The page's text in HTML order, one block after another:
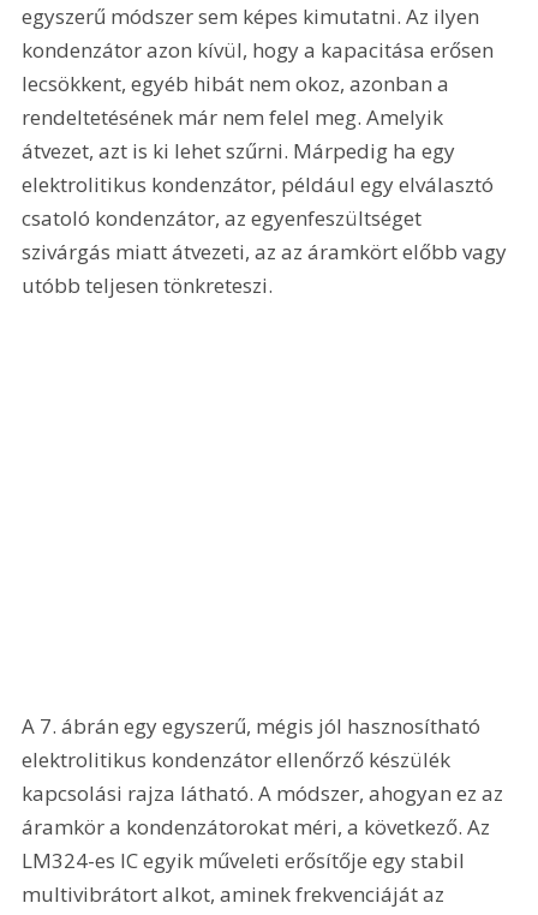
egyszerű módszer sem képes kimutatni. Az ilyen
kondenzátor azon kívül, hogy a kapacitása erősen
lecsökkent, egyéb hibát nem okoz, azonban a
rendeltetésének már nem felel meg. Amelyik
átvezet, azt is ki lehet szűrni. Márpedig ha egy
elektrolitikus kondenzátor, például egy elválasztó
csatoló kondenzátor, az egyenfeszültséget
szivárgás miatt átvezeti, az az áramkört előbb vagy
utóbb teljesen tönkreteszi.
A 7. ábrán egy egyszerű, mégis jól hasznosítható
elektrolitikus kondenzátor ellenőrző készülék
kapcsolási rajza látható. A módszer, ahogyan ez az
áramkör a kondenzátorokat méri, a következő. Az
LM324-es IC egyik műveleti erősítője egy stabil
multivibrátort alkot, aminek frekvenciáját az